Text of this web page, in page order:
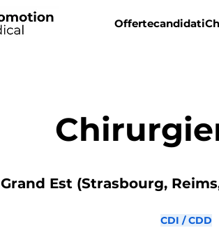
Offertecandidati
Grand Est (Strasbourg,
CDI / CDD